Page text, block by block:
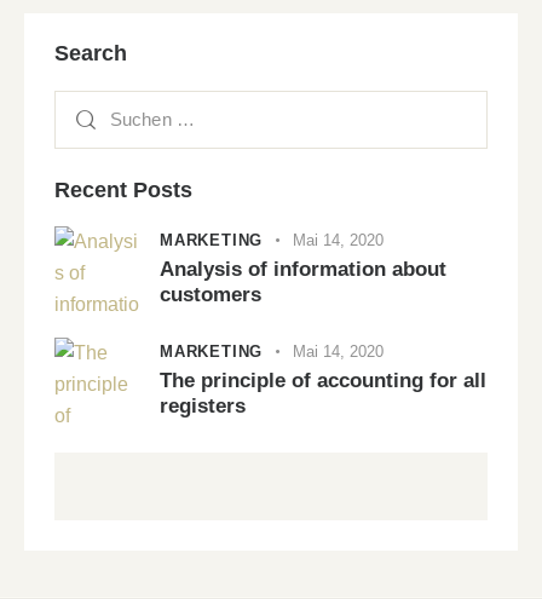
Search
Recent Posts
MARKETING Mai 14, 2020
Analysis of information about
customers
MARKETING Mai 14, 2020
The principle of accounting for all
registers